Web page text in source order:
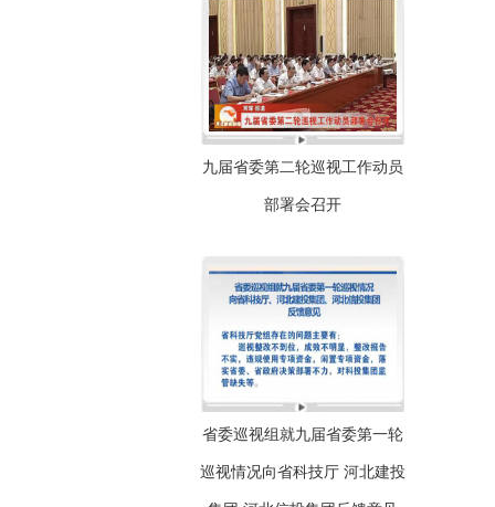
九届省委第二轮巡视工作动员
部署会召开
省委巡视组就九届省委第一轮
巡视情况向省科技厅 河北建投